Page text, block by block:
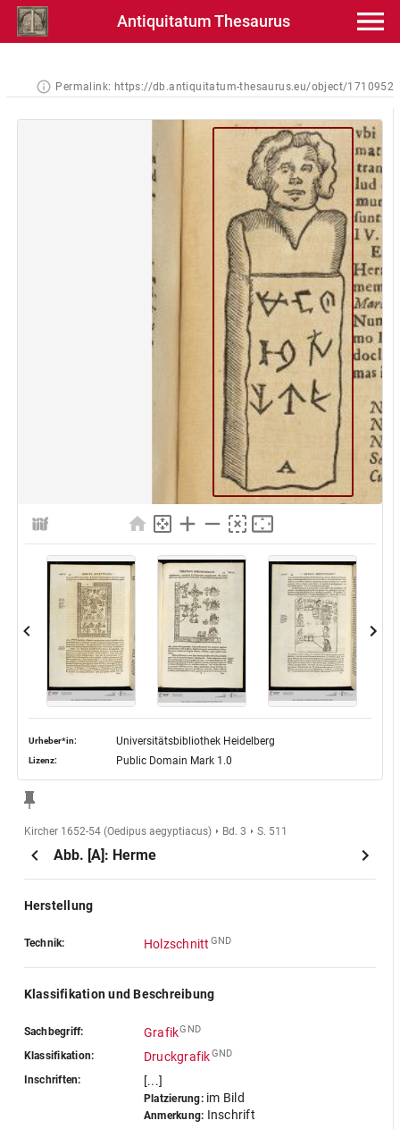
Antiquitatum Thesaurus
Permalink: https://db.antiquitatum-thesaurus.eu/object/1710952
Urheber*in: Universitätsbibliothek Heidelberg
Lizenz: Public Domain Mark 1.0
Kircher 1652-54 (Oedipus aegyptiacus) Bd. 3 S. 511
Abb. [A]: Herme
Herstellung
Technik: Holzschnitt GND
Klassifikation und Beschreibung
Sachbegriff: GrafikGND
Klassifikation: DruckgrafikGND
Inschriften: [...]
Platzierung:im Bild
Anmerkung: Inschrift